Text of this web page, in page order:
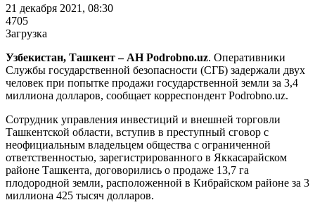
21 декабря 2021, 08:30
4705
Загрузка
Узбекистан, Ташкент – АН Podrobno.uz. Оперативники
Службы государственной безопасности (СГБ) задержали двух
человек при попытке продажи государственной земли за 3,4
миллиона долларов, сообщает корреспондент Podrobno.uz.
Сотрудник управления инвестиций и внешней торговли
Ташкентской области, вступив в преступный сговор с
неофициальным владельцем общества с ограниченной
ответственностью, зарегистрированного в Яккасарайском
районе Ташкента, договорились о продаже 13,7 га
плодородной земли, расположенной в Кибрайском районе за 3
миллиона 425 тысяч долларов.